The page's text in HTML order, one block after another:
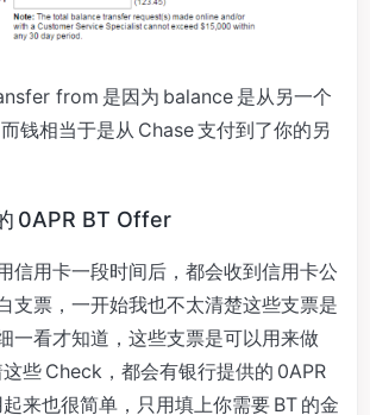
from 是因为 balance 是从另一个
钱相当于是从 Chase 支付到了你的另
0APR BT Offer
信用卡一段时间后，都会收到信用卡公
支票，一开始我也不太清楚这些支票是
一看才知道，这些支票是可以用来做
些 Check，都会有银行提供的 0APR
来也很简单，只用填上你需要 BT 的金